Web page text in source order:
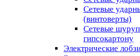
Сетевые
(винтоверты)
Сетевые
гипсокартону
Электрические